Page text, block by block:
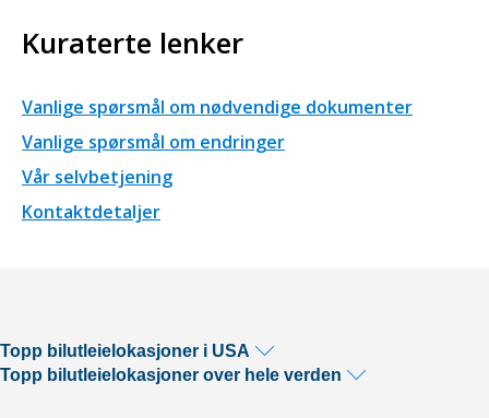
Kuraterte lenker
Vanlige spørsmål om nødvendige dokumenter
Vanlige spørsmål om endringer
Vår selvbetjening
Kontaktdetaljer
Topp bilutleielokasjoner i USA
Topp bilutleielokasjoner over hele verden